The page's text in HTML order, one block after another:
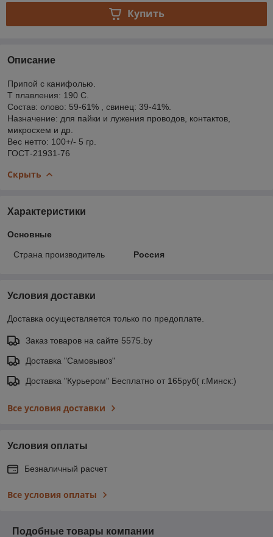
Купить
Описание
Припой с канифолью.
Т плавления: 190 С.
Состав: олово: 59-61% , свинец: 39-41%.
Назначение: для пайки и лужения проводов, контактов,
микросхем и др.
Вес нетто: 100+/- 5 гр.
ГОСТ-21931-76
Скрыть
Характеристики
Основные
Страна производитель Россия
Условия доставки
Доставка осуществляется только по предоплате.
Заказ товаров на сайте 5575.by
Доставка "Самовывоз"
Доставка "Курьером" Бесплатно от 165руб( г.Минск:)
Все условия доставки
Условия оплаты
Безналичный расчет
Все условия оплаты
Подобные товары компании